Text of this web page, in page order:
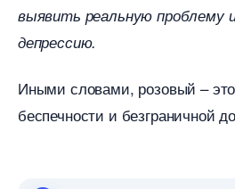
ыявить реальную проблему
депрессию.
Иными словами, розовый – это
еспечности и безграничной